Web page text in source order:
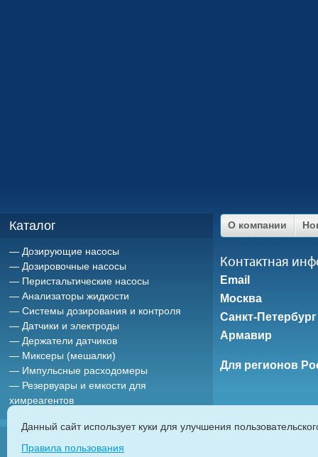
Каталог
Дозирующие насосы
Дозировочные насосы
Перистальтические насосы
Анализаторы жидкости
Системы дозирования и контроля
Датчики и электроды
Держатели датчиков
Миксеры (мешалки)
Импульсные расходомеры
Резервуары и емкости для
химреагентов
О компании
Контактная
Email
Москва
Санкт-Петербург
Армавир
Для регионов
дозирующие насосы|насосы дозаторы
Данный сайт использует куки для улучшения
Правила пользования